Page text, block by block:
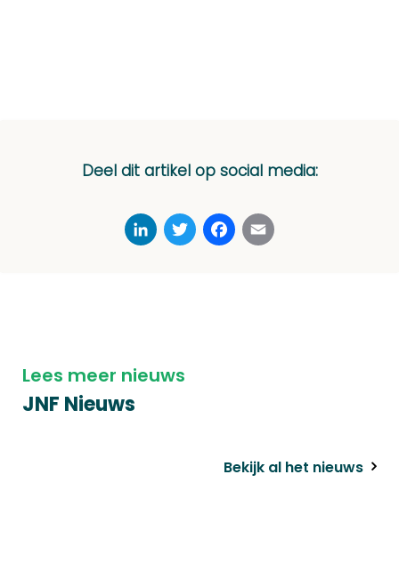
Deel dit artikel op social media:
LinkedInTwitterFacebook
Lees meer nieuws
JNF Nieuws
Bekijk al het nieuws